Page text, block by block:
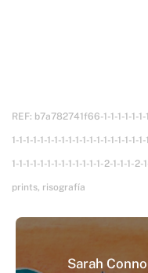
REF: b7a782741f66-1-1-1-1-1-1-
1-1-1-1-1-1-1-1-1-1-1-1-1-1-1-1-1-1-
1-1-1-1-1-1-1-1-1-1-1-1-1-2-1-1-1-2-
prints, risografía
Sarah